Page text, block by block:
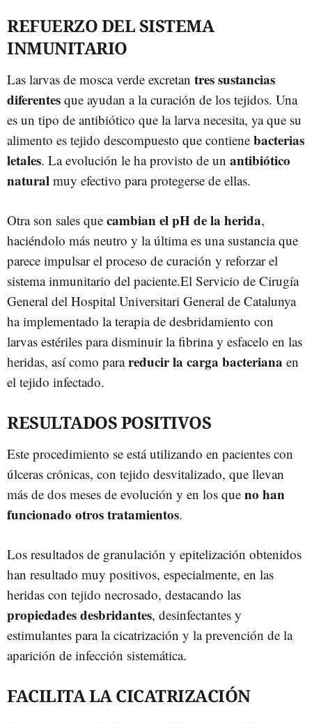
REFUERZO DEL SISTEMA
INMUNITARIO
Las larvas de mosca verde excretan tres sustancias
diferentes que ayudan a la curación de los tejidos. Una
es un tipo de antibiótico que la larva necesita, ya que su
alimento es tejido descompuesto que contiene bacterias
letales. La evolución le ha provisto de un antibiótico
natural muy efectivo para protegerse de ellas.
Otra son sales que cambian el pH de la herida,
haciéndolo más neutro y la última es una sustancia que
parece impulsar el proceso de curación y reforzar el
sistema inmunitario del paciente.El Servicio de Cirugía
General del Hospital Universitari General de Catalunya
ha implementado la terapia de desbridamiento con
larvas estériles para disminuir la fibrina y esfacelo en las
heridas, así como parareducir la carga bacteriana en
el tejido infectado.
RESULTADOS POSITIVOS
Este procedimiento se está utilizando en pacientes con
úlceras crónicas, con tejido desvitalizado, que llevan
más de dos meses de evolución y en los que no han
funcionado otros tratamientos.
Los resultados de granulación y epitelización obtenidos
han resultado muy positivos, especialmente, en las
heridas con tejido necrosado, destacando las
propiedades desbridantes, desinfectantes y
estimulantes para la cicatrización y la prevención de la
aparición de infección sistemática.
FACILITA LA CICATRIZACIÓN